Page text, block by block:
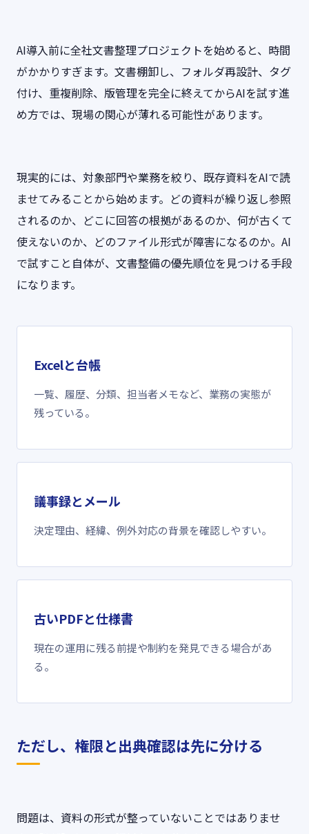
AI導入前に全社文書整理プロジェクトを始めると、時間
がかかりすぎます。文書棚卸し、フォルダ再設計、タグ
付け、重複削除、版管理を完全に終えてからAIを試す進
め方では、現場の関心が薄れる可能性があります。
現実的には、対象部門や業務を絞り、既存資料をAIで読
ませてみることから始めます。どの資料が繰り返し参照
されるのか、どこに回答の根拠があるのか、何が古くて
使えないのか、どのファイル形式が障害になるのか。AI
で試すこと自体が、文書整備の優先順位を見つける手段
になります。
Excelと台帳
一覧、履歴、分類、担当者メモなど、業務の実態が
残っている。
議事録とメール
決定理由、経緯、例外対応の背景を確認しやすい。
古いPDFと仕様書
現在の運用に残る前提や制約を発見できる場合があ
る。
ただし、権限と出典確認は先に分ける
問題は、資料の形式が整っていないことではありませ